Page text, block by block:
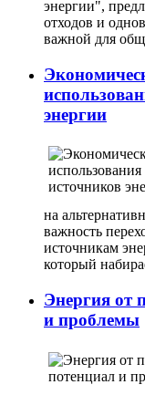
энергии",
отходов и
важной для
энергии
на
важность
источникам
который
Энергия от
и проблемы